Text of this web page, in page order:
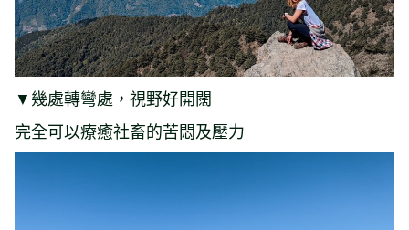
▼幾處轉彎處，視野好開闊
完全可以療癒社畜的苦悶及壓力